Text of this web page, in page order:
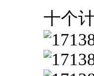
十个